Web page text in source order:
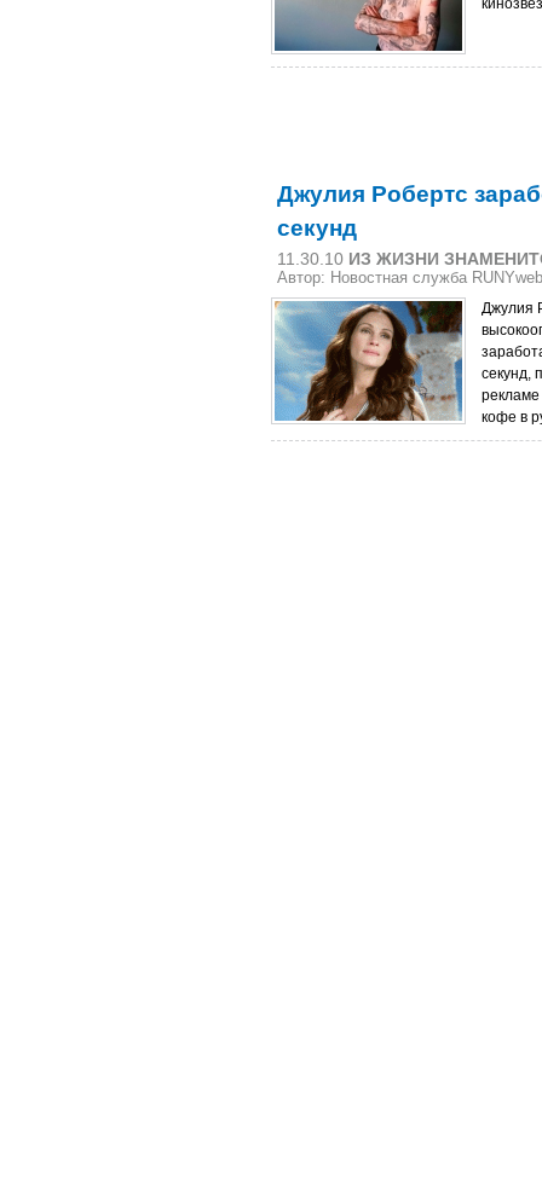
Джулия Робертс
секунд
11.30.10 ИЗ ЖИЗНИ
Автор: Новостная служба RUNYweb
Джулия
секунд,
рекламе
кофе в